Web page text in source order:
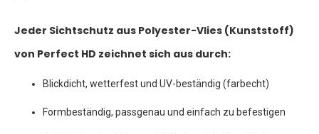
Jeder Sichtschutz aus Polyester-Vlies (Kunststoff)
von Perfect HD zeichnet sich aus durch:
Blickdicht, wetterfest und UV-beständig (farbecht)
Formbeständig, passgenau und einfach zu befestigen